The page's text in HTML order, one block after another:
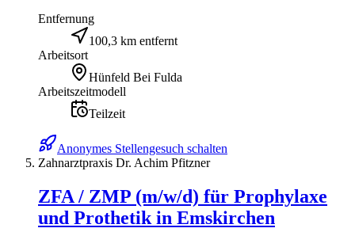
Entfernung
100,3 km entfernt
Arbeitsort
Hünfeld Bei Fulda
Arbeitszeitmodell
Teilzeit
Anonymes Stellengesuch schalten
Zahnarztpraxis Dr. Achim Pfitzner
ZFA / ZMP (m/w/d) für Prophylaxe
und Prothetik in Emskirchen